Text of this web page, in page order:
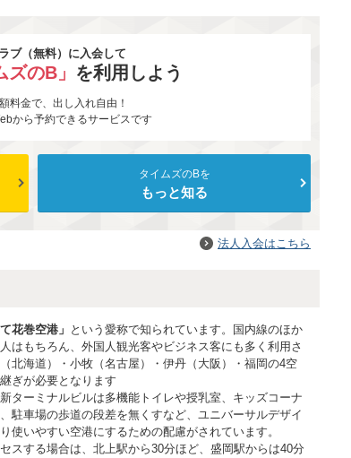
ブ（無料）に入会して
ズのB」 を利用しよう
料金で、出し入れ自由！
から予約できるサービスです
タイムズのBを
もっと知る
法人入会はこちら
花巻空港」 という愛称で知られています。国内線のほか
はもちろん、外国人観光客やビジネス客にも多く利用さ
北海道）・小牧（名古屋）・伊丹（大阪）・福岡の4空
ぎが必要となります
ターミナルビルは多機能トイレや授乳室、キッズコーナ
駐車場の歩道の段差を無くすなど、ユニバーサルデザイ
使いやすい空港にするための配慮がされています。
スする場合は、北上駅から30分ほど、盛岡駅からは40分